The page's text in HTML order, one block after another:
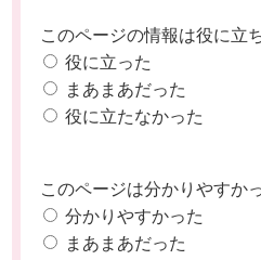
このページの情報は役に立
役に立った
まあまあだった
役に立たなかった
このページは分かりやすか
分かりやすかった
まあまあだった